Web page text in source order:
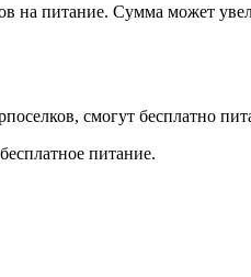
на питание. Сумма может
смогут бесплатно
питание.